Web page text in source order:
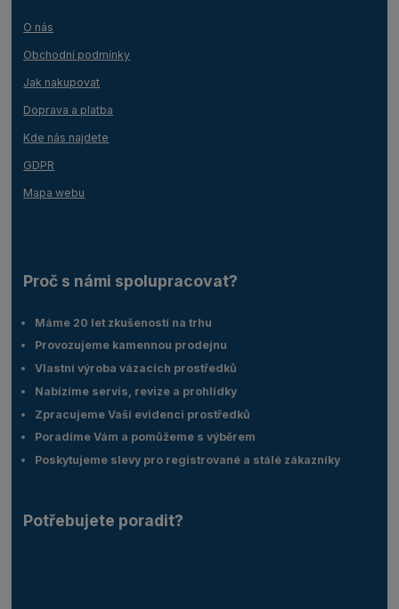
O nás
Obchodní podmínky
Jak nakupovat
Doprava a platba
Kde nás najdete
GDPR
Mapa webu
Proč s námi spolupracovat?
Máme 20 let zkušeností na trhu
Provozujeme kamennou prodejnu
Vlastní výroba vázacích prostředků
Nabízíme servis, revize a prohlídky
Zpracujeme Vaší evidenci prostředků
Poradíme Vám a pomůžeme s výběrem
Poskytujeme slevy pro registrované a stálé zákazníky
Potřebujete poradit?